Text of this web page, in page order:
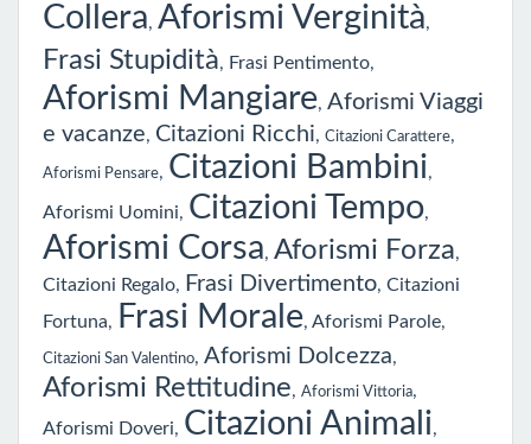
Collera, Aforismi Verginità,
Frasi Stupidità, Frasi Pentimento,
Aforismi Mangiare, Aforismi Viaggi
e vacanze, Citazioni Ricchi, Citazioni Carattere,
Aforismi Pensare, Citazioni Bambini,
Aforismi Uomini, Citazioni Tempo,
Aforismi Corsa, Aforismi Forza,
Citazioni Regalo, Frasi Divertimento, Citazioni
Fortuna, Frasi Morale, Aforismi Parole,
Citazioni San Valentino, Aforismi Dolcezza,
Aforismi Rettitudine, Aforismi Vittoria,
Aforismi Doveri, Citazioni Animali,